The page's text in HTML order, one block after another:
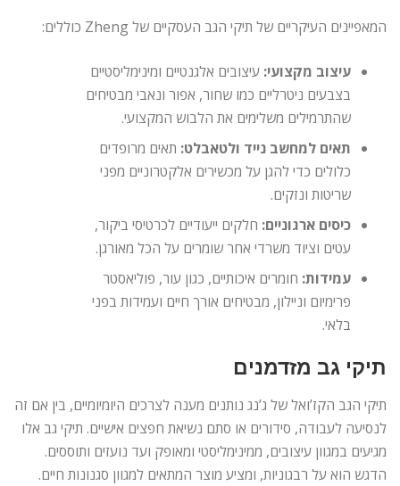
המאפיינים העיקריים של תיקי הגב העסקיים של Zheng כוללים:
עיצוב מקצועי: עיצובים אלגנטיים ומינימליסטיים
בצבעים ניטרליים כמו שחור, אפור ונאבי מבטיחים
שהתרמילים משלימים את הלבוש המקצועי.
תאים למחשב נייד ולטאבלט: תאים מרופדים
כלולים כדי להגן על מכשירים אלקטרוניים מפני
שריטות ונזקים.
כיסים ארגוניים: חלקים ייעודיים לכרטיסי ביקור,
עטים וציוד משרדי אחר שומרים על הכל מאורגן.
עמידות: חומרים איכותיים, כגון עור, פוליאסטר
פרימיום וניילון, מבטיחים אורך חיים ועמידות בפני
בלאי.
תיקי גב מזדמנים
תיקי הגב הקז’ואל של ג’נג נותנים מענה לצרכים היומיומיים, בין אם זה
לנסיעה לעבודה, סידורים או סתם נשיאת חפצים אישיים. תיקי גב אלו
מגיעים במגוון עיצובים, ממינימליסטי ומאופק ועד נועזים ותוססים.
הדגש הוא על רבגוניות, ומציע מוצר המתאים למגוון סגנונות חיים.